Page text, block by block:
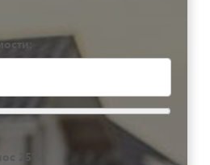
25%: